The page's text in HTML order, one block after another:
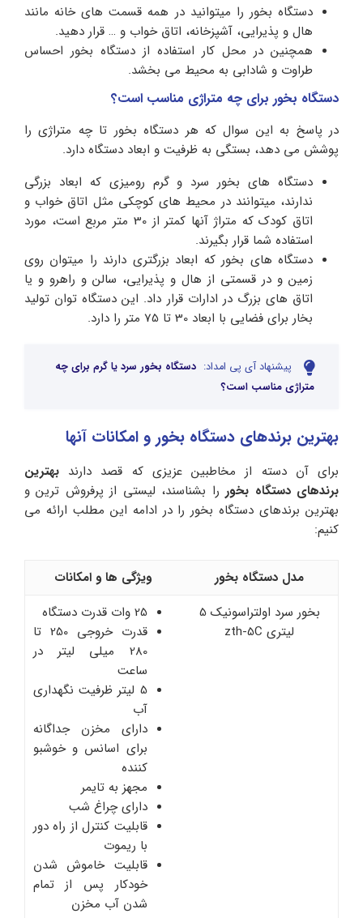
دستگاه بخور را میتوانید در همه قسمت های خانه مانند
هال و پذیرایی، آشپزخانه، اتاق خواب و … قرار دهید.
همچنین در محل کار استفاده از دستگاه بخور احساس
طراوت و شادابی به محیط می بخشد.
دستگاه بخور برای چه متراژی مناسب است؟
در پاسخ به این سوال که هر دستگاه بخور تا چه متراژی را
پوشش می دهد، بستگی به ظرفیت و ابعاد دستگاه دارد.
دستگاه های بخور سرد و گرم رومیزی که ابعاد بزرگی
ندارند، میتوانند در محیط های کوچکی مثل اتاق خواب و
اتاق کودک که متراژ آنها کمتر از 30 متر مربع است، مورد
استفاده شما قرار بگیرند.
دستگاه های بخور که ابعاد بزرگتری دارند را میتوان روی
زمین و در قسمتی از هال و پذیرایی، سالن و راهرو و یا
اتاق های بزرگ در ادارات قرار داد. این دستگاه توان تولید
بخار برای فضایی با ابعاد 30 تا 75 متر را دارد.
پیشنهاد آی پی امداد: دستگاه بخور سرد یا گرم برای چه
متراژی مناسب است؟
بهترین برندهای دستگاه بخور و امکانات آنها
برای آن دسته از مخاطبین عزیزی که قصد دارند بهترین
برندهای دستگاه بخور را بشناسند، لیستی از پرفروش ترین و
بهترین برندهای دستگاه بخور را در ادامه این مطلب ارائه می
کنیم:
مدل دستگاه بخور
ویژگی ها و امکانات
بخور سرد اولتراسونیک 5
لیتری zth-5C
25 وات قدرت دستگاه
قدرت خروجی 250 تا
280 میلی لیتر در
ساعت
5 لیتر ظرفیت نگهداری
آب
دارای مخزن جداگانه
برای اسانس و خوشبو
کننده
مجهز به تایمر
دارای چراغ شب
قابلیت کنترل از راه دور
با ریموت
قابلیت خاموش شدن
خودکار پس از تمام
شدن آب مخزن